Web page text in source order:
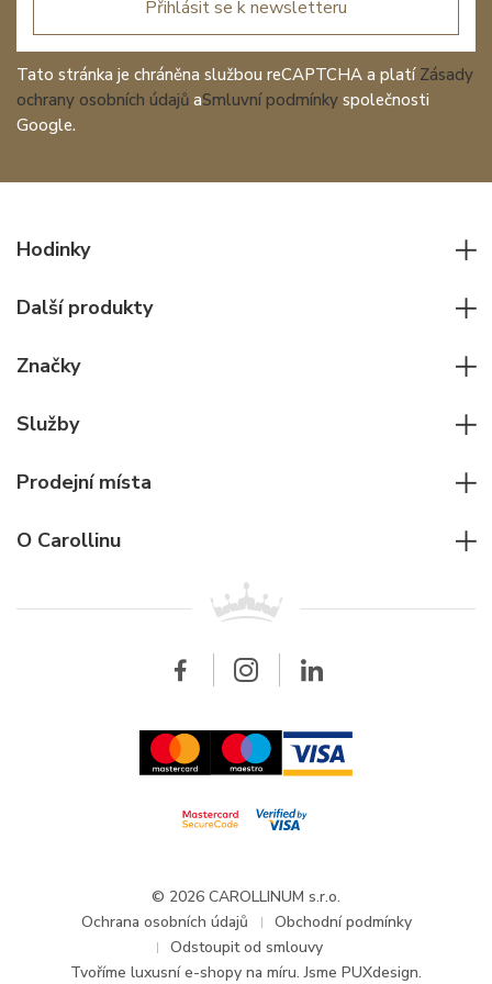
Přihlásit se k newsletteru
Tato stránka je chráněna službou reCAPTCHA a platí Zásady
ochrany osobních údajů aSmluvní podmínky společnosti
Google.
Hodinky
Dámské hodinky
Pilotní hodinky
Potápěčské hodinky
Další produkty
Ostatní doplňky
Značky
Cartier
Breitling
Služby
Pro firmy
Velkoobchod
Prodejní místa
O Carollinu
O společnosti Carollinum
Aktuality a oznámení
© 2026 CAROLLINUM s.r.o.
Ochrana osobních údajů
Obchodní podmínky
Odstoupit od smlouvy
Tvoříme luxusní e-shopy na míru. Jsme PUXdesign.